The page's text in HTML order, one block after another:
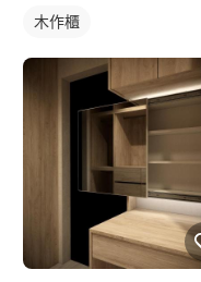
木作櫃